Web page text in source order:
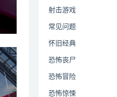
射击游戏
常见问题
怀旧经典
恐怖丧尸
恐怖冒险
恐怖惊悚